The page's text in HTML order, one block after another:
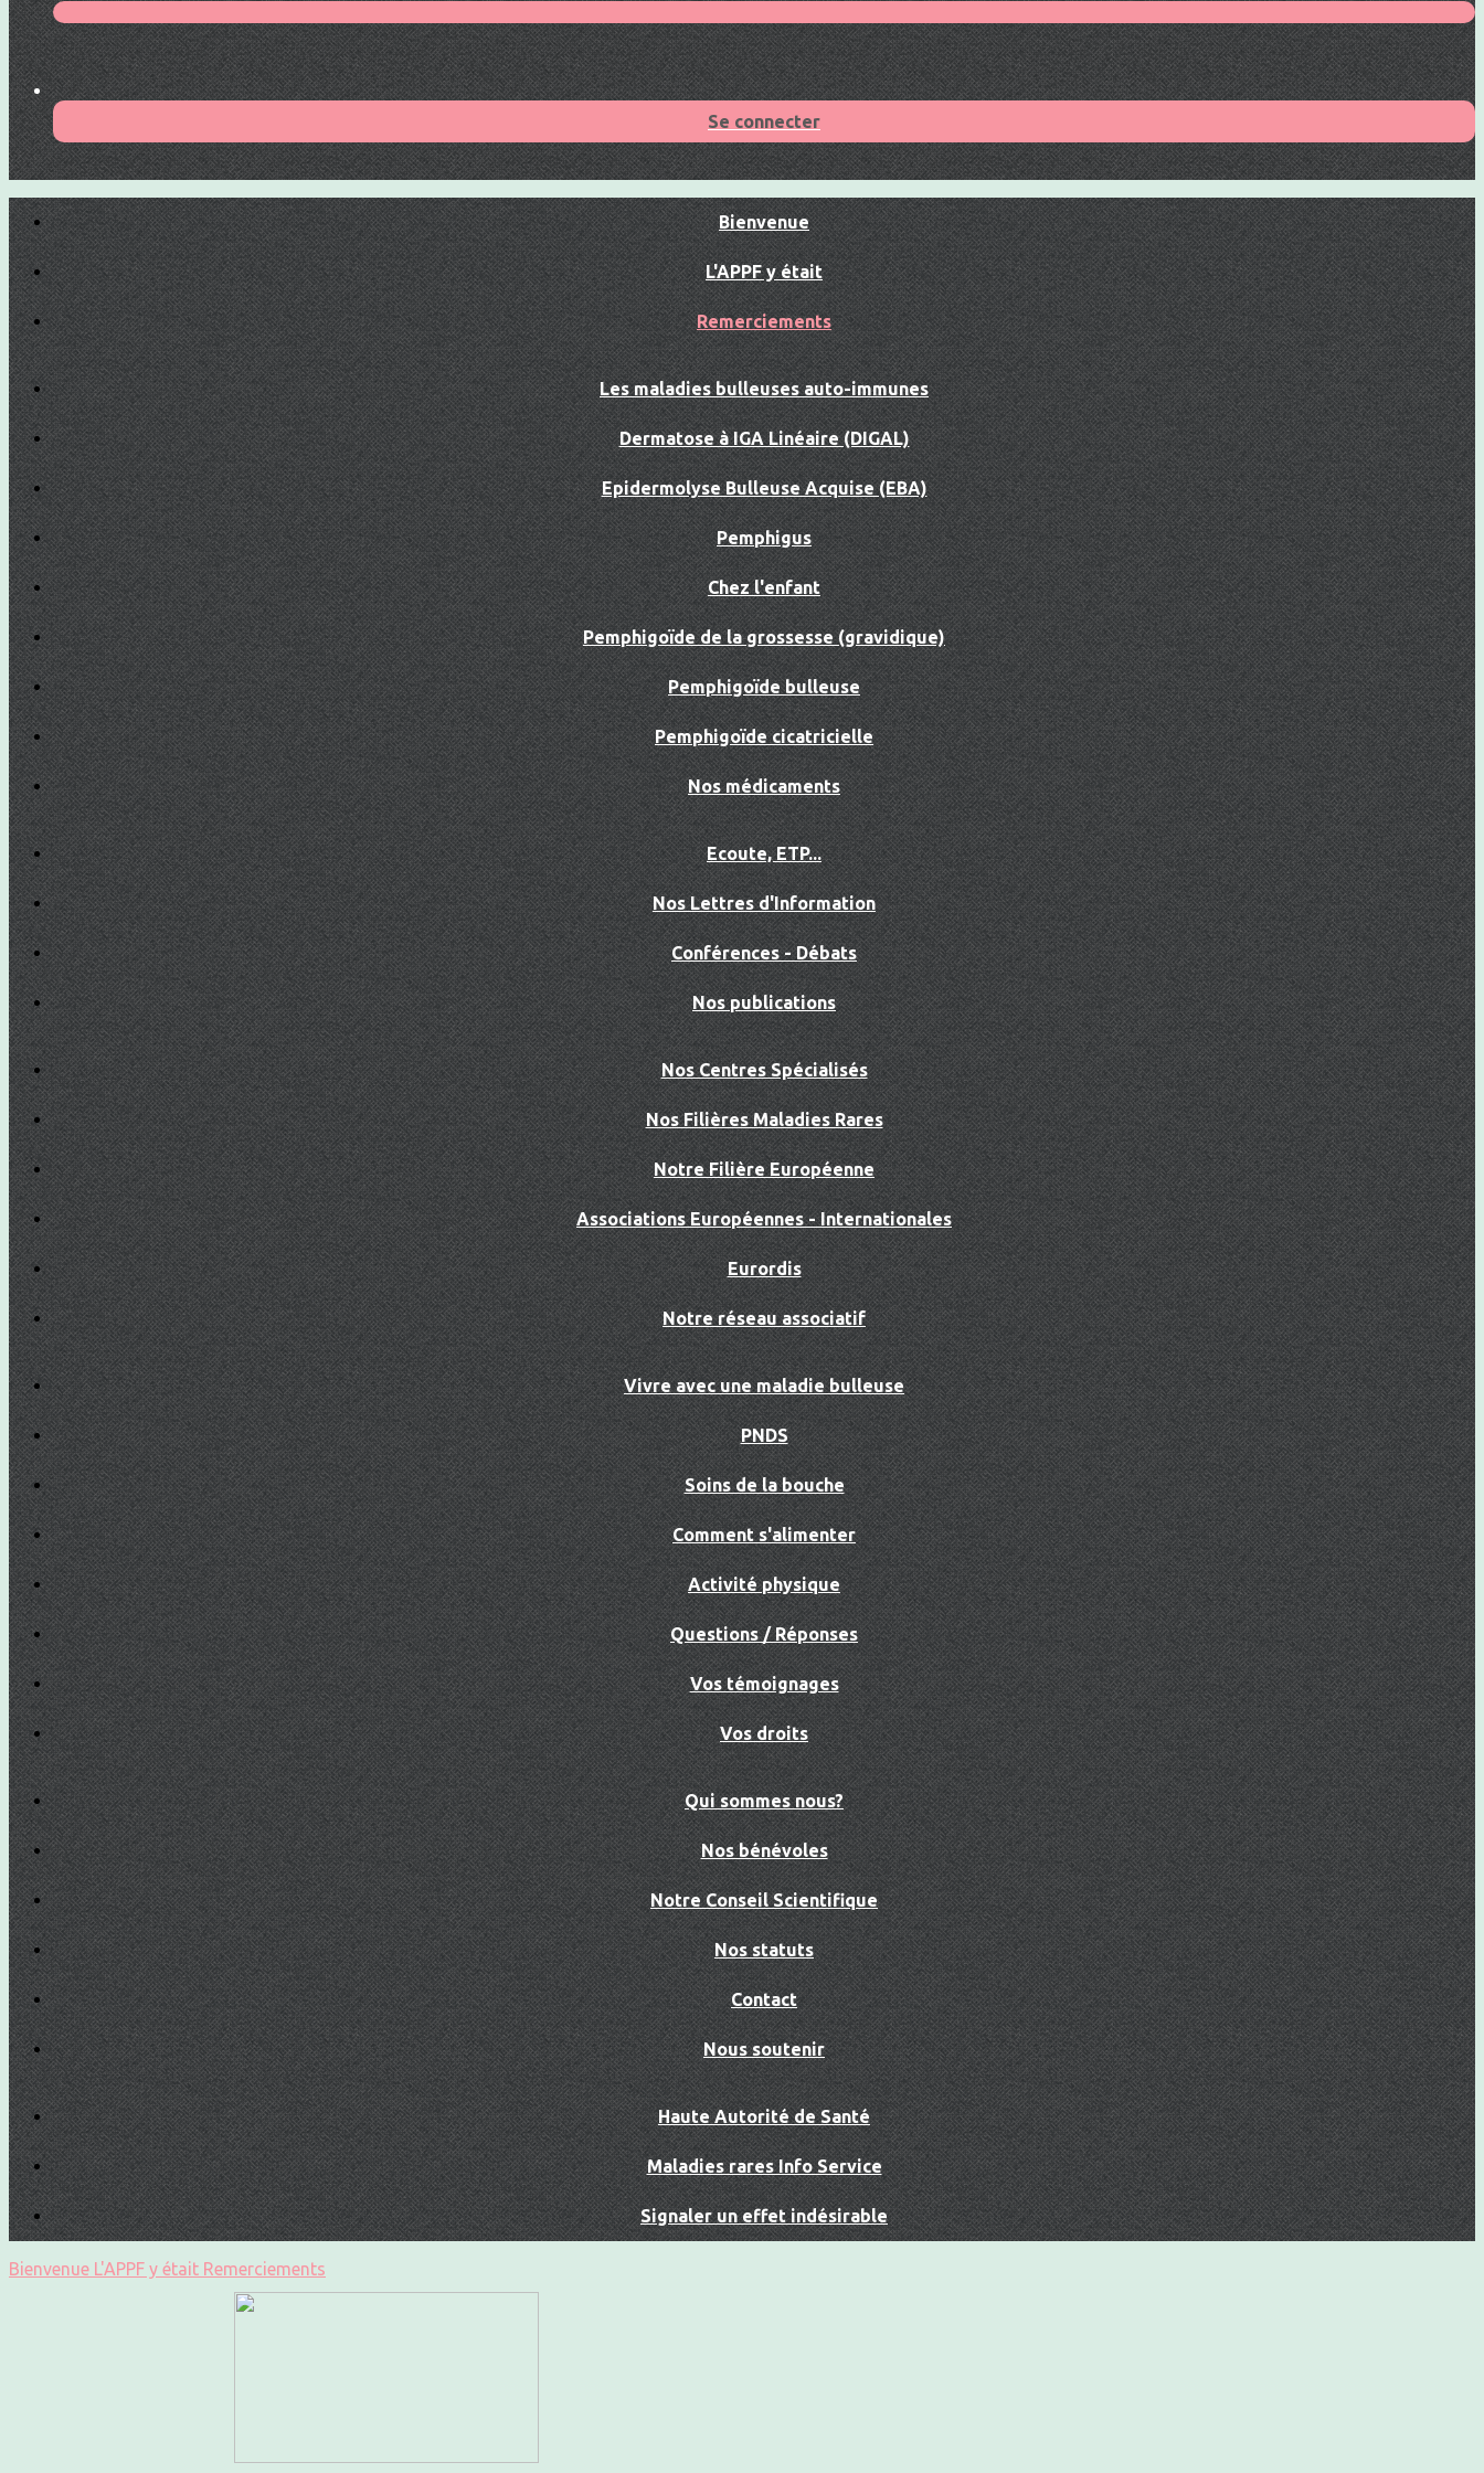
Se connecter
Bienvenue
L'APPF y était
Remerciements
Les maladies bulleuses auto-immunes
Dermatose à IGA Linéaire (DIGAL)
Epidermolyse Bulleuse Acquise (EBA)
Pemphigus
Chez l'enfant
Pemphigoïde de la grossesse (gravidique)
Pemphigoïde bulleuse
Pemphigoïde cicatricielle
Nos médicaments
Ecoute, ETP...
Nos Lettres d'Information
Conférences - Débats
Nos publications
Nos Centres Spécialisés
Nos Filières Maladies Rares
Notre Filière Européenne
Associations Européennes - Internationales
Eurordis
Notre réseau associatif
Vivre avec une maladie bulleuse
PNDS
Soins de la bouche
Comment s'alimenter
Activité physique
Questions / Réponses
Vos témoignages
Vos droits
Qui sommes nous?
Nos bénévoles
Notre Conseil Scientifique
Nos statuts
Contact
Nous soutenir
Haute Autorité de Santé
Maladies rares Info Service
Signaler un effet indésirable
Bienvenue L'APPF y était Remerciements